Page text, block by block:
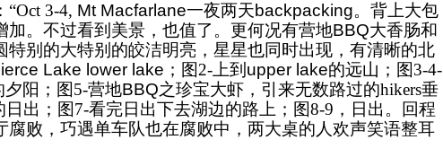
“Oct 3-4, Mt Macfarlane一夜两天backpacking。 背上大包
加。不过看到美景，也值了。更何况有营地BBQ大香肠和
特别的大特别的皎洁明亮，星星也同时出现，有清晰的北
Lake lower lake ； 图2-上到 upper lake的远山；图3-4-
阳；图5-营地BBQ之珍宝大虾，引来无数路过的hikers垂
出；图7-看完日出下去湖边的路上；图8-9，日出。回程
腐败，巧遇单车队也在腐败中，两大桌的人欢声笑语整耳